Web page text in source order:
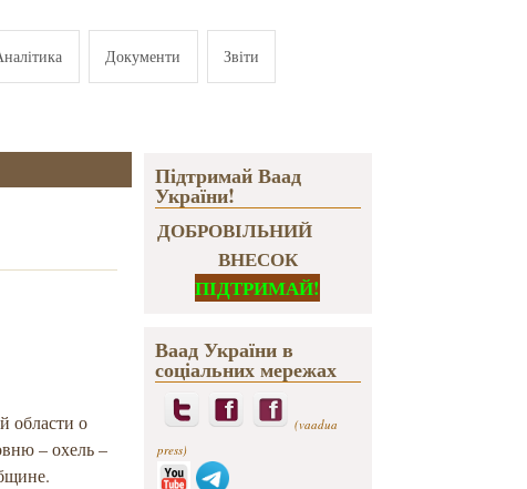
Документи Звіти
области о
– охель –
Підтримай Ваад
України!
ДОБРОВІЛЬНИЙ
ВНЕСОК
ПІДТРИМАЙ!
Ваад України в
соціальних мережах
(vaadua
press)